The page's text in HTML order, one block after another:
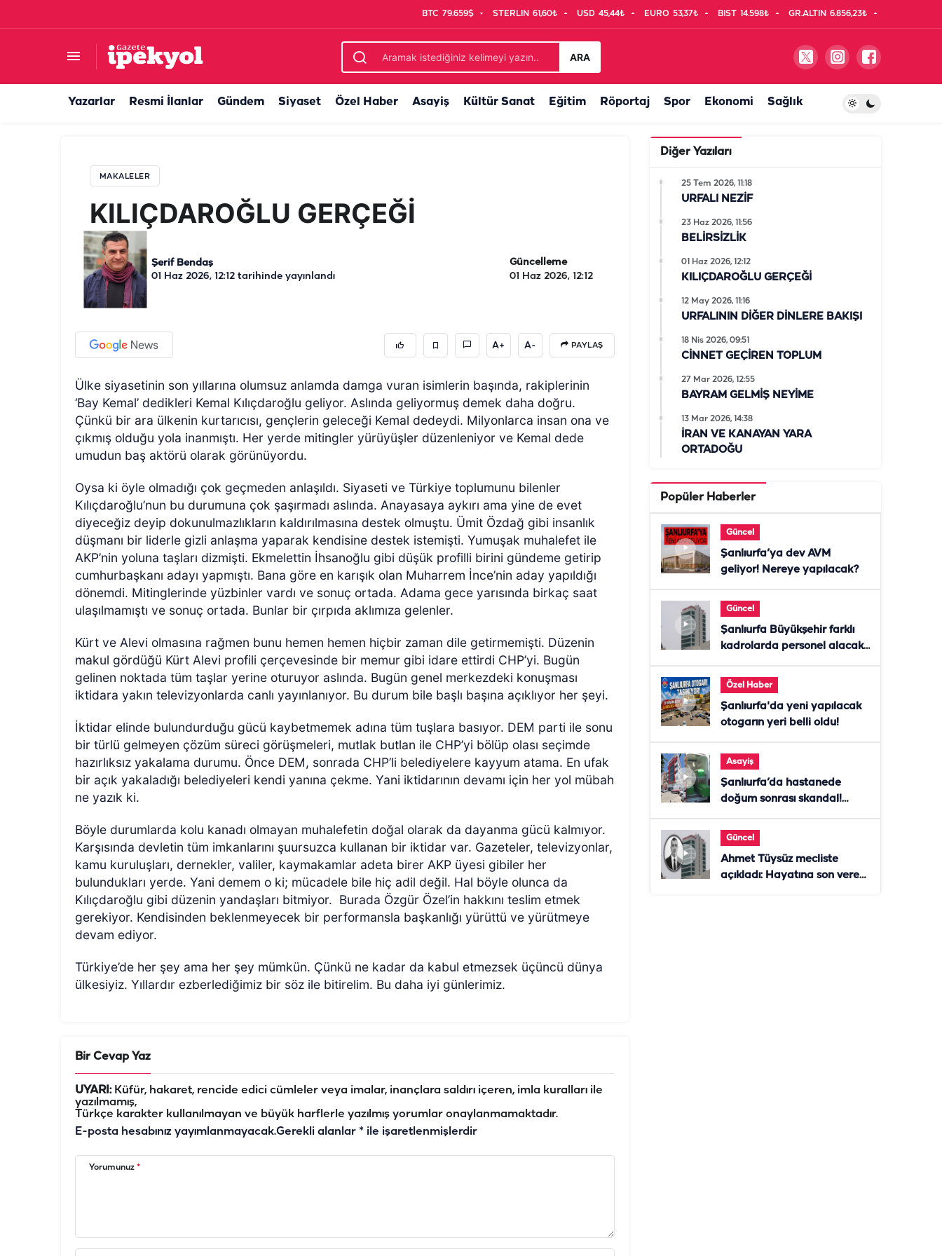
BTC 79.659$ STERLIN 61,60₺ USD 45,44₺ EURO 53,37₺ BIST 14.598₺ GR.ALTIN 6.856,23₺
ARA
Yazarlar Resmi İlanlar Gündem Siyaset Özel Haber Asayiş Kültür Sanat Eğitim Röportaj Spor Ekonomi Sağlık
MAKALELER
KILIÇDAROĞLU GERÇEĞİ
Şerif Bendaş
01 Haz 2026, 12:12 tarihinde yayınlandı
Güncelleme
01 Haz 2026, 12:12
A+ A- PAYLAŞ
Ülke siyasetinin son yıllarına olumsuz anlamda damga vuran isimlerin başında, rakiplerinin
‘Bay Kemal’ dedikleri Kemal Kılıçdaroğlu geliyor. Aslında geliyormuş demek daha doğru.
Çünkü bir ara ülkenin kurtarıcısı, gençlerin geleceği Kemal dedeydi. Milyonlarca insan ona ve
çıkmış olduğu yola inanmıştı. Her yerde mitingler yürüyüşler düzenleniyor ve Kemal dede
umudun baş aktörü olarak görünüyordu.
Oysa ki öyle olmadığı çok geçmeden anlaşıldı. Siyaseti ve Türkiye toplumunu bilenler
Kılıçdaroğlu’nun bu durumuna çok şaşırmadı aslında. Anayasaya aykırı ama yine de evet
diyeceğiz deyip dokunulmazlıkların kaldırılmasına destek olmuştu. Ümit Özdağ gibi insanlık
düşmanı bir liderle gizli anlaşma yaparak kendisine destek istemişti. Yumuşak muhalefet ile
AKP’nin yoluna taşları dizmişti. Ekmelettin İhsanoğlu gibi düşük profilli birini gündeme getirip
cumhurbaşkanı adayı yapmıştı. Bana göre en karışık olan Muharrem İnce’nin aday yapıldığı
dönemdi. Mitinglerinde yüzbinler vardı ve sonuç ortada. Adama gece yarısında birkaç saat
ulaşılmamıştı ve sonuç ortada. Bunlar bir çırpıda aklımıza gelenler.
Kürt ve Alevi olmasına rağmen bunu hemen hemen hiçbir zaman dile getirmemişti. Düzenin
makul gördüğü Kürt Alevi profili çerçevesinde bir memur gibi idare ettirdi CHP’yi. Bugün
gelinen noktada tüm taşlar yerine oturuyor aslında. Bugün genel merkezdeki konuşması
iktidara yakın televizyonlarda canlı yayınlanıyor. Bu durum bile başlı başına açıklıyor her şeyi.
İktidar elinde bulundurduğu gücü kaybetmemek adına tüm tuşlara basıyor. DEM parti ile sonu
bir türlü gelmeyen çözüm süreci görüşmeleri, mutlak butlan ile CHP’yi bölüp olası seçimde
hazırlıksız yakalama durumu. Önce DEM, sonrada CHP’li belediyelere kayyum atama. En ufak
bir açık yakaladığı belediyeleri kendi yanına çekme. Yani iktidarının devamı için her yol mübah
ne yazık ki.
Böyle durumlarda kolu kanadı olmayan muhalefetin doğal olarak da dayanma gücü kalmıyor.
Karşısında devletin tüm imkanlarını şuursuzca kullanan bir iktidar var. Gazeteler, televizyonlar,
kamu kuruluşları, dernekler, valiler, kaymakamlar adeta birer AKP üyesi gibiler her
bulundukları yerde. Yani demem o ki; mücadele bile hiç adil değil. Hal böyle olunca da
Kılıçdaroğlu gibi düzenin yandaşları bitmiyor. Burada Özgür Özel’in hakkını teslim etmek
gerekiyor. Kendisinden beklenmeyecek bir performansla başkanlığı yürüttü ve yürütmeye
devam ediyor.
Türkiye’de her şey ama her şey mümkün. Çünkü ne kadar da kabul etmezsek üçüncü dünya
ülkesiyiz. Yıllardır ezberlediğimiz bir söz ile bitirelim. Bu daha iyi günlerimiz.
Bir Cevap Yaz
UYARI:Küfür, hakaret, rencide edici cümleler veya imalar, inançlara saldırı içeren, imla kuralları ile
yazılmamış,
Türkçe karakter kullanılmayan ve büyük harflerle yazılmış yorumlar onaylanmamaktadır.
E-posta hesabınız yayımlanmayacak.Gerekli alanlar * ile işaretlenmişlerdir
Yorumunuz *
Diğer Yazıları
URFALI NEZİF
25 Tem 2026, 11:18
BELİRSİZLİK
23 Haz 2026, 11:56
KILIÇDAROĞLU GERÇEĞİ
01 Haz 2026, 12:12
URFALININ DİĞER DİNLERE BAKIŞI
12 May 2026, 11:16
CİNNET GEÇİREN TOPLUM
18 Nis 2026, 09:51
BAYRAM GELMİŞ NEYİME
27 Mar 2026, 12:55
İRAN VE KANAYAN YARA
ORTADOĞU
13 Mar 2026, 14:38
Popüler Haberler
Güncel
Şanlıurfa’ya dev AVM
geliyor! Nereye yapılacak?
Güncel
Şanlıurfa Büyükşehir farklı
kadrolarda personel alacak!
Özel Haber
Şanlıurfa'da yeni yapılacak
otogarın yeri belli oldu!
Asayiş
Şanlıurfa’da hastanede
doğum sonrası skandal!
Güncel
Ahmet Tüysüz mecliste
açıkladı: Hayatına son veren